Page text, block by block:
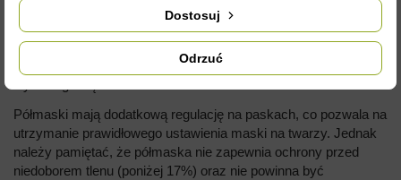
podczas odymiania apivarolem oraz podczas oprysków roślin i
pracy w lakiernictwie. Nakładane osłonki aerozolowe chronią
filtropochłaniacze przed dużymi kroplami cieczy, co wydłuża ich
żywotność. Ochrona ta jest szczególnie przydatna w przypadku
Półmaski mają dodatkową regulację na paskach, co pozwala na
utrzymanie prawidłowego ustawienia maski na twarzy. Jednak
należy pamiętać, że półmaska nie zapewnia ochrony przed
niedoborem tlenu (poniżej 17%) oraz nie powinna być
Odrzuć
Dostosuj